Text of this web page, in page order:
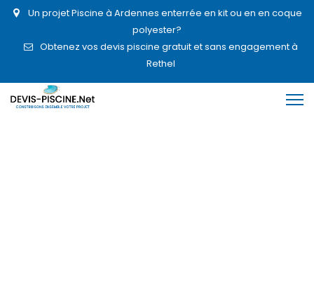
Un projet Piscine à Ardennes enterrée en kit ou en en coque
polyester?
Obtenez vos devis piscine gratuit et sans engagement à
Rethel